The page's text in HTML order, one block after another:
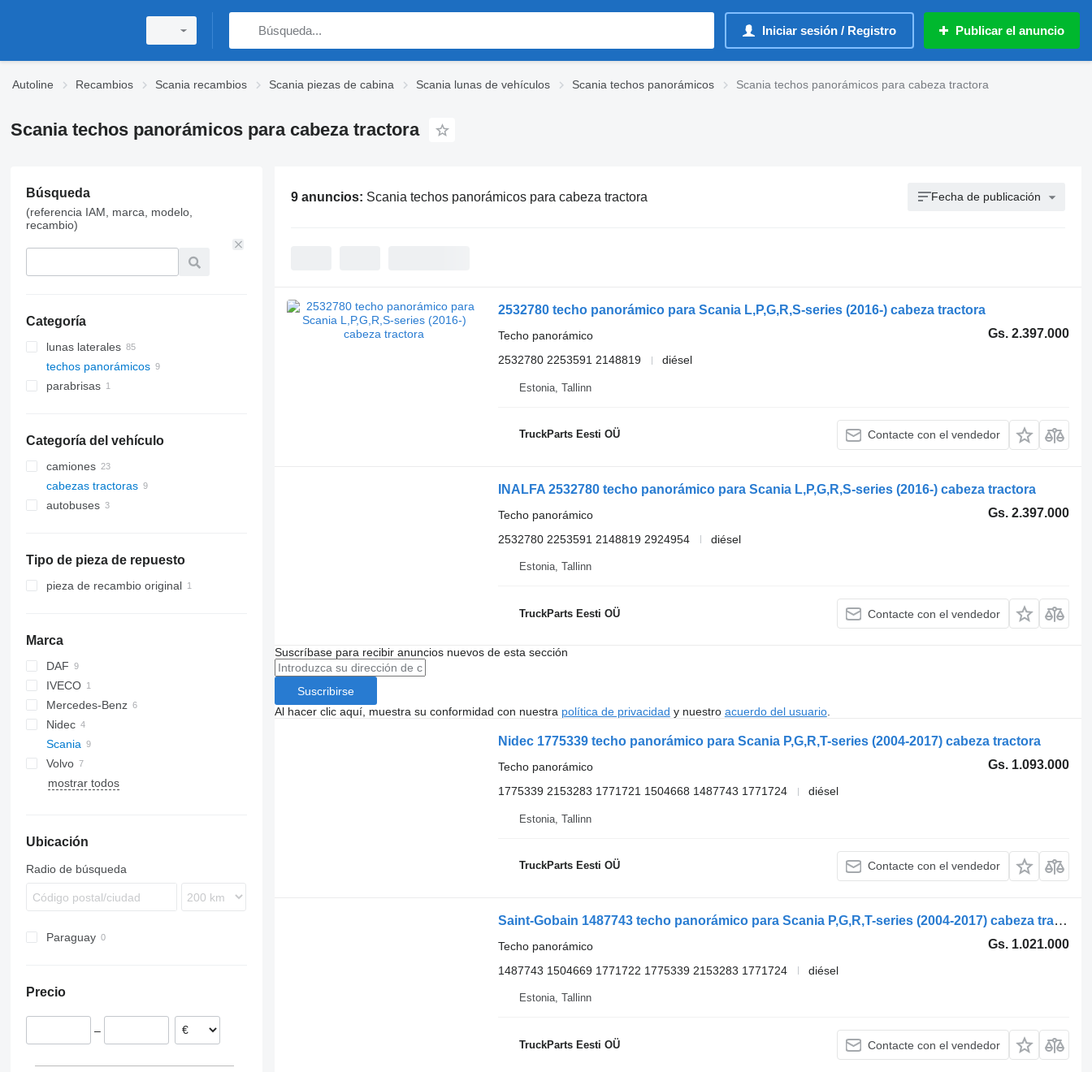
Iniciar sesión / Registro Publicar el anuncio
Autoline Recambios Scania recambios Scania piezas de cabina Scania lunas de vehículos Scania techos panorámicos Scania techos panorámicos para cabeza tractora
Scania techos panorámicos para cabeza tractora
Búsqueda
(referencia IAM, marca, modelo,
recambio)
Categoría
lunas laterales
techos panorámicos
parabrisas
Categoría del vehículo
camiones
cabezas tractoras
autobuses
Tipo de pieza de repuesto
pieza de recambio original
Marca
DAF
CF
XF
XG
IVECO
Stralis
Trakker
TGX
Mercedes-Benz
Actros
Antos
Arocs
Axor
Nidec
Scania
Volvo
FH
mostrar todos
Ubicación
Radio de búsqueda
Paraguay
Precio
–
9 anuncios: Scania techos panorámicos para cabeza tractora Fecha de publicación
2532780 techo panorámico para Scania L,P,G,R,S-series (2016-) cabeza tractora
Gs. 2.397.000
Techo panorámico
2532780 2253591 2148819
diésel
Estonia, Tallinn
TruckParts Eesti OÜ Contacte con el vendedor
INALFA 2532780 techo panorámico para Scania L,P,G,R,S-series (2016-) cabeza tractora
Gs. 2.397.000
Techo panorámico
2532780 2253591 2148819 2924954
diésel
Estonia, Tallinn
TruckParts Eesti OÜ Contacte con el vendedor
Suscríbase para recibir anuncios nuevos de esta sección
Suscribirse
Al hacer clic aquí, muestra su conformidad con nuestra política de privacidad y nuestro acuerdo del usuario.
Nidec 1775339 techo panorámico para Scania P,G,R,T-series (2004-2017) cabeza tractora
Gs. 1.093.000
Techo panorámico
1775339 2153283 1771721 1504668 1487743 1771724
diésel
Estonia, Tallinn
TruckParts Eesti OÜ Contacte con el vendedor
Saint-Gobain 1487743 techo panorámico para Scania P,G,R,T-series (2004-2017) cabeza tractora
Gs. 1.021.000
Techo panorámico
1487743 1504669 1771722 1775339 2153283 1771724
diésel
Estonia, Tallinn
TruckParts Eesti OÜ Contacte con el vendedor